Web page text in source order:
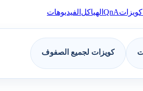
كويزاتQnA الهياكل الفيديوهات
كويزات لجميع الصفوف